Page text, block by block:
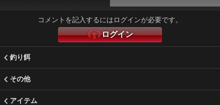
コメントを記入するにはログインが必要です。
ログイン
釣り餌
その他
アイテム